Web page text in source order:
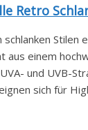
Retro
Stilen
einem
und UVB-
sich für